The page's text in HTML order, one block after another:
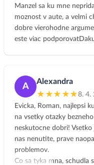
najednou tak 4 hoďky
nezrychluje, to já jsem
jsem vyhrála. Mám na to
uklidnilo, máme téměř
Tak na tomhle kurzu (a
tfuj Miso zmizelo a
knedlíky, -spoustu koření,
netušených info o stravě.
zdravý, nejím prášky,
není skoková, ale +++!
klidnější a VŠECHNO mi
Jíme, sliním jako
močových cest. Evinko,
Manzel sa ku mne
moznost v aute, a velmi
dobre vierohodne
este viac
A
Alexandra
★★★★★8. 4.
Evicka, Roman, najlepsi
na vsetky otazky
neskutocne dobri!
nas nenutite, prave
problemov.
Co sa tyka mna, schudla